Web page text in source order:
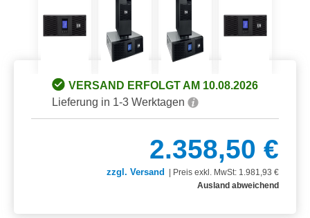
VERSAND ERFOLGT AM 10.08.2026
Lieferung in 1-3 Werktagen
2.358,50 €
zzgl. Versand | Preis exkl. MwSt: 1.981,93 €
Ausland abweichend